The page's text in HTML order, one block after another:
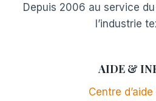
Depuis 2006 au service
l’industrie
AIDE &
Centre d’aide